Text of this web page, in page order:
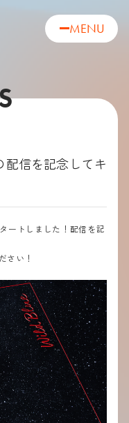
MENU
配信を記念してキ
ートしました！配信を記
さい！